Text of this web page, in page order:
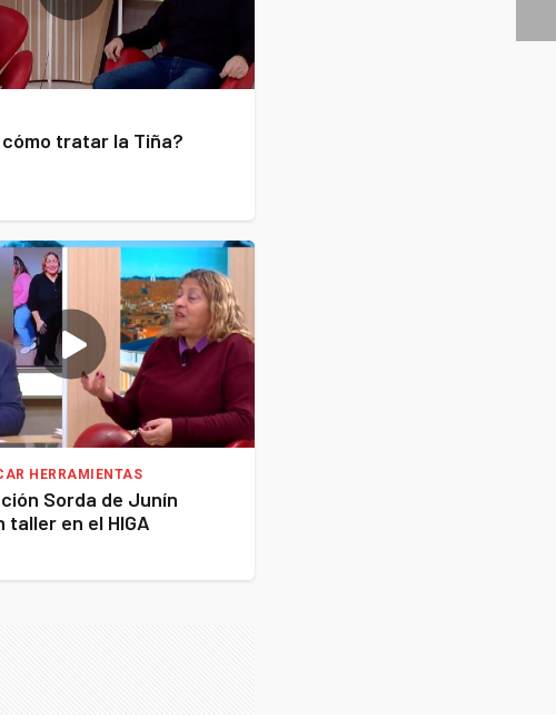
cómo tratar la Tiña?
HERRAMIENTAS
Sorda de Junín
en el HIGA